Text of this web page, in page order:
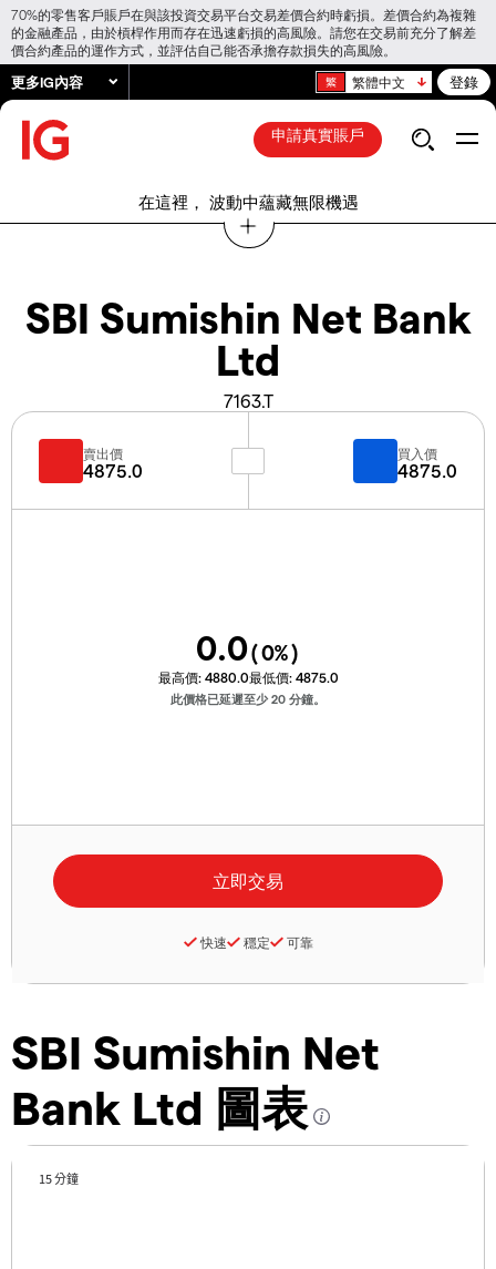
70%的零售客戶賬戶在與該投資交易平台交易差價合約時虧損。差價合約為複雜
的金融產品，由於槓桿作用而存在迅速虧損的高風險。請您在交易前充分了解差
價合約產品的運作方式，並評估自己能否承擔存款損失的高風險。
更多IG內容 繁體中文 登錄
申請真實賬戶
在這裡， 波動中蘊藏無限機遇
SBI Sumishin Net Bank
Ltd
7163.T
SBI Sumishin Net
Bank Ltd 圖表
15 分鐘
賣出價
4875.0
買入價
4875.0
0.0(0%)
最高價: 4880.0最低價: 4875.0
此價格已延遲至少 20 分鐘。
快速 穩定 可靠